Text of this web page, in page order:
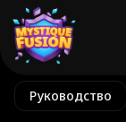
Руководство